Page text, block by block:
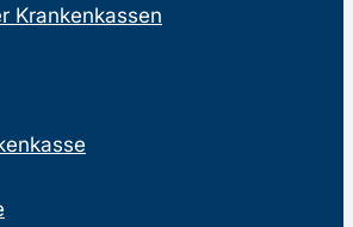
Krankenkassen